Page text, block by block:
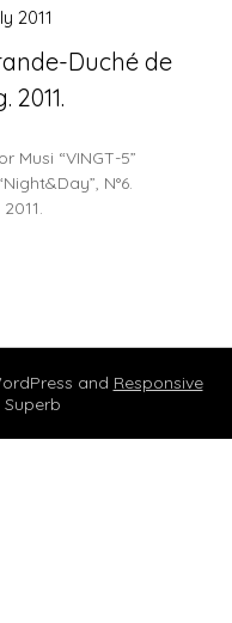
Duché de
2011
Musi “VINGT-5”
N°6.
and Responsive